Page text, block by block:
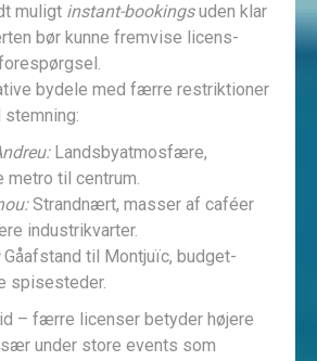
muligt instant-bookingsuden klar
bør kunne fremvise licens­
bydele med færre restriktioner
Landsby­atmosfære,
metro til centrum.
Strandnært, masser af caféer
industrikvarter.
Gåafstand til Montjuïc, budget-
spisesteder.
– færre licenser betyder højere
under store events som